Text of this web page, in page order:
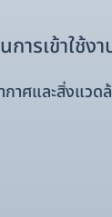
ารเข้าใช้งา
าศและสิ่งแวด